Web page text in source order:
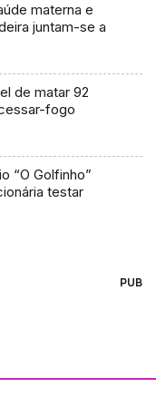
materna e
juntam-se a
de matar 92
fogo
“O Golfinho”
testar
PUB